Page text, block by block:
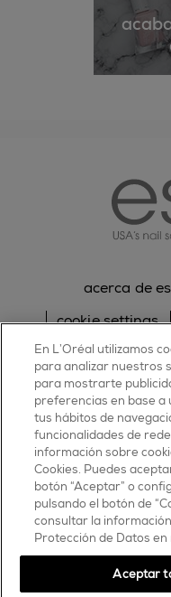
acerca de
cookie settings
sitemap
política de
30, rue
En L’Oréal utilizamos
para analizar nuestros
para mostrarte
preferencias en base
tus hábitos de
funcionalidades de
información sobre
Cookies. Puedes
botón “Aceptar” o
pulsando el botón de
consultar la
Protección de Datos
Aceptar